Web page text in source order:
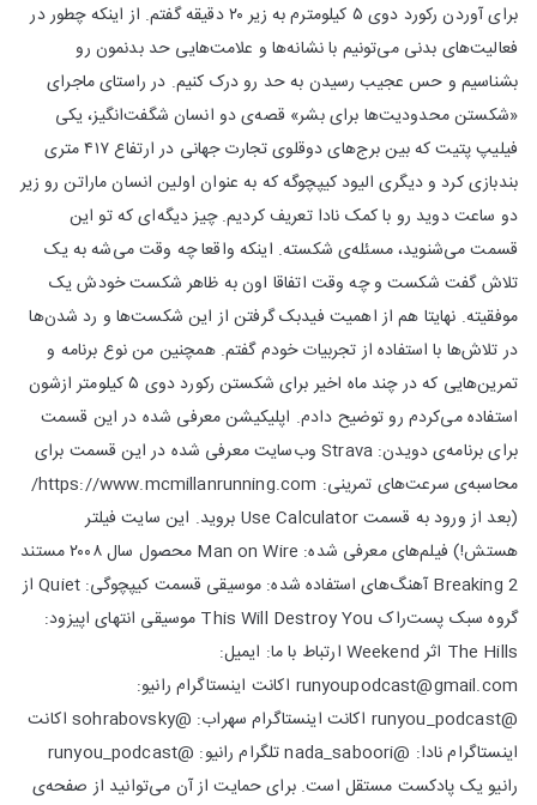
برای آوردن رکورد دوی ۵ کیلومترم به زیر ۲۰ دقیقه گفتم. از اینکه چطور در
فعالیت‌های بدنی می‌تونیم با نشانه‌ها و علامت‌هایی حد بدنمون رو
بشناسیم و حس عجیب رسیدن به حد رو درک کنیم. در راستای ماجرای
«شکستن محدودیت‌ها برای بشر» قصه‌ی دو انسان شگفت‌انگیز، یکی
فیلیپ پتیت که بین برج‌های دوقلوی تجارت جهانی در ارتفاع ۴۱۷ متری
بندبازی کرد و دیگری الیود کیپچوگه که به عنوان اولین انسان ماراتن رو زیر
دو ساعت دوید رو با کمک نادا تعریف کردیم. چیز دیگه‌ای که تو این
قسمت می‌شنوید، مسئله‌ی شکسته. اینکه واقعا چه وقت می‌شه به یک
تلاش گفت شکست و چه وقت اتفاقا اون به ظاهر شکست خودش یک
موفقیته. نهایتا هم از اهمیت فیدبک گرفتن از این شکست‌ها و رد شدن‌ها
در تلاش‌‌ها با استفاده از تجربیات خودم گفتم. همچنین من نوع برنامه و
تمرین‌هایی که در چند ماه اخیر برای شکستن رکورد دوی ۵ کیلومتر ازشون
استفاده می‌کردم رو توضیح دادم. اپلیکیشن معرفی شده در این قسمت
برای برنامه‌ی دویدن:‌ Strava وب‌سایت معرفی شده در این قسمت برای
محاسبه‌ی سرعت‌های تمرینی: https://www.mcmillanrunning.com/
(بعد از ورود به قسمت Use Calculator بروید. این سایت فیلتر
هستش!) فیلم‌های معرفی شده: Man on Wire محصول سال ۲۰۰۸ مستند
Breaking 2 آهنگ‌های استفاده شده: موسیقی قسمت کیپچوگی: Quiet از
گروه سبک پست‌راک This Will Destroy You موسیقی انتهای اپیزود:
The Hills اثر Weekend ارتباط با ما: ایمیل:
runyoupodcast@gmail.com اکانت اینستاگرام رانیو:
@runyou_podcast اکانت اینستاگرام سهراب: @sohrabovsky اکانت
اینستاگرام نادا: @nada_saboori تلگرام رانیو: @runyou_podcast
رانیو یک پادکست مستقل است. برای حمایت از آن می‌توانید از صفحه‌ی